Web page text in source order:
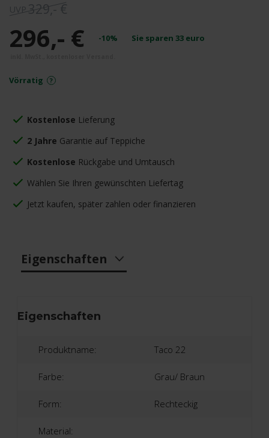
329,- €
296,- € -10% Sie sparen 33 euro
Vörratig
Kostenlose Lieferung
2 Jahre Garantie auf Teppiche
Kostenlose Rückgabe und Umtausch
Wählen Sie Ihren gewünschten Liefertag
Jetzt kaufen, später zahlen oder finanzieren
Eigenschaften
Eigenschaften
Produktname: Taco 22
Farbe: Grau/ Braun
Form: Rechteckig
Material: